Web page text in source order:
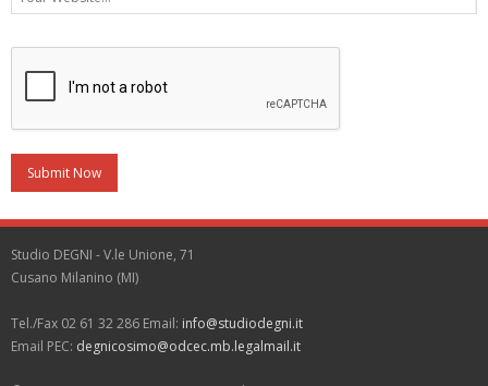
Studio DEGNI - V.le Unione, 71
Cusano Milanino (MI)
Tel./Fax 02 61 32 286 Email: info@studiodegni.it
Email PEC: degnicosimo@odcec.mb.legalmail.it